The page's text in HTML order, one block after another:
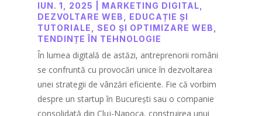
IUN. 1, 2025 MARKETING DIGITAL,
DEZVOLTARE WEB, EDUCAȚIE ȘI
TUTORIALE, SEO ȘI OPTIMIZARE WEB,
TENDINȚE ÎN TEHNOLOGIE
În lumea digitală de astăzi, antreprenorii români
se confruntă cu provocări unice în dezvoltarea
unei strategii de vânzări eficiente. Fie că vorbim
despre un startup în București sau o companie
consolidată din Cluj-Napoca, construirea unui